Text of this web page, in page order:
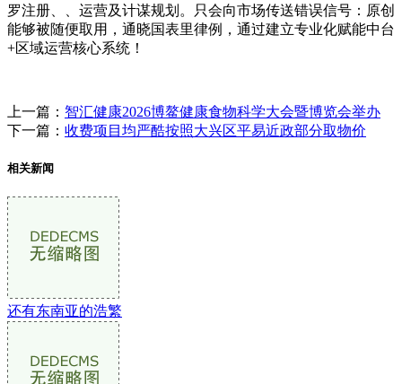
罗注册、、运营及计谋规划。只会向市场传送错误信号：原创
能够被随便取用，通晓国表里律例，通过建立专业化赋能中台
+区域运营核心系统！
上一篇： 智汇健康2026博鳌健康食物科学大会暨博览会举办
下一篇： 收费项目均严酷按照大兴区平易近政部分取物价
相关新闻
还有东南亚的浩繁